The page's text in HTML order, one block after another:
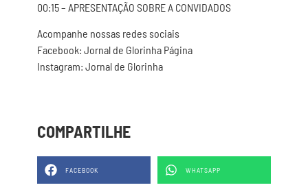
00:15 – APRESENTAÇÃO SOBRE A CONVIDADOS
Acompanhe nossas redes sociais
Facebook: Jornal de Glorinha Página
Instagram: Jornal de Glorinha
COMPARTILHE
FACEBOOK WHATSAPP